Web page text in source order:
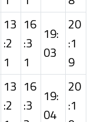
13
:2
1
16
:3
1
19:
03
20
:1
9
13
:2
16
:3 19:
04
20
:1